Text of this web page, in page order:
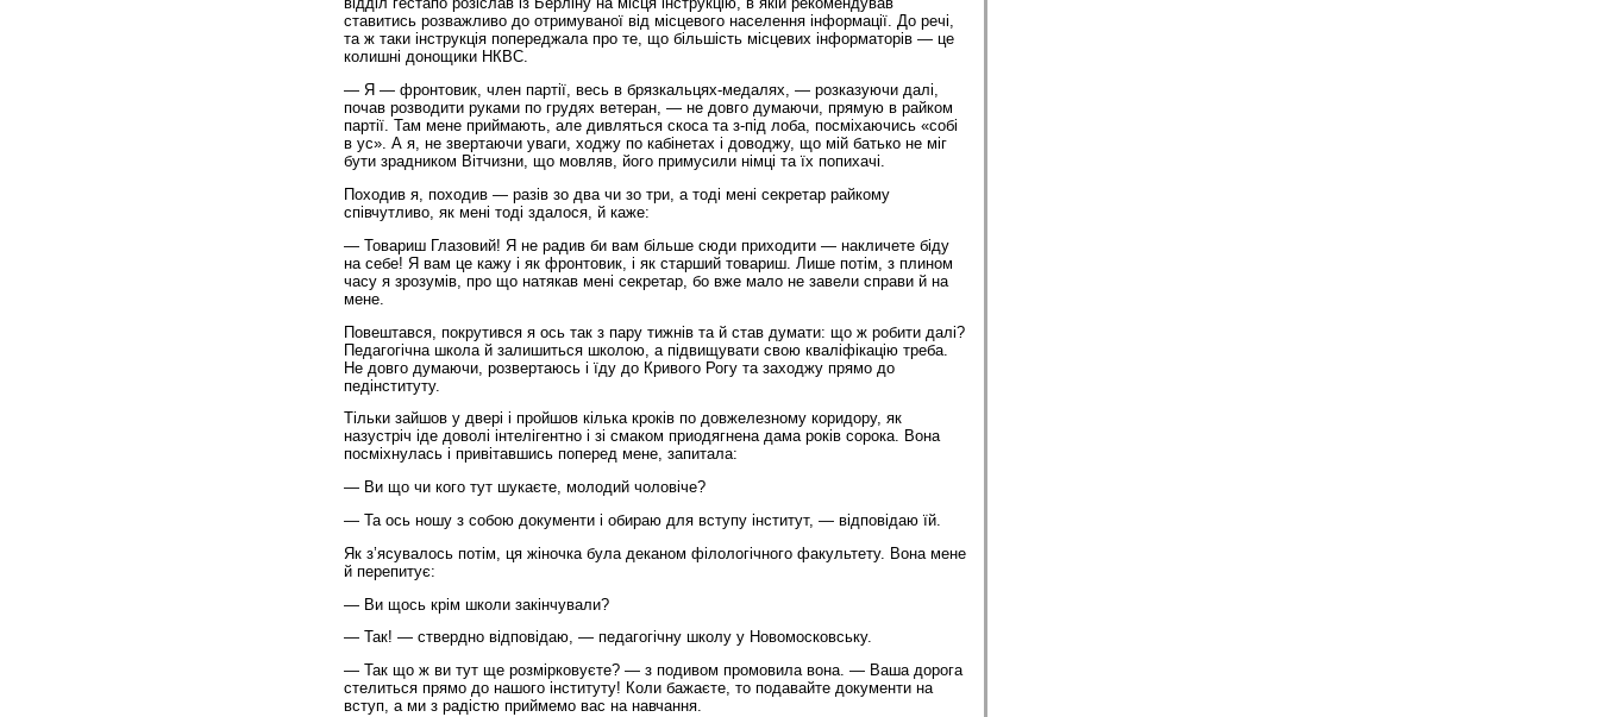
ставитись розважливо до отримуваної від місцевого населення інформації. До речі,
та ж таки інструкція попереджала про те, що більшість місцевих інформаторів — це
колишні донощики НКВС.
— Я — фронтовик, член партії, весь в брязкальцях-медалях, — розказуючи далі,
почав розводити руками по грудях ветеран, — не довго думаючи, прямую в райком
партії. Там мене приймають, але дивляться скоса та з-під лоба, посміхаючись «собі
в ус». А я, не звертаючи уваги, ходжу по кабінетах і доводжу, що мій батько не міг
бути зрадником Вітчизни, що мовляв, його примусили німці та їх попихачі.
Походив я, походив — разів зо два чи зо три, а тоді мені секретар райкому
співчутливо, як мені тоді здалося, й каже:
— Товариш Глазовий! Я не радив би вам більше сюди приходити — накличете біду
на себе! Я вам це кажу і як фронтовик, і як старший товариш. Лише потім, з плином
часу я зрозумів, про що натякав мені секретар, бо вже мало не завели справи й на
мене.
Повештався, покрутився я ось так з пару тижнів та й став думати: що ж робити далі?
Педагогічна школа й залишиться школою, а підвищувати свою кваліфікацію треба.
Не довго думаючи, розвертаюсь і їду до Кривого Рогу та заходжу прямо до
педінституту.
Тільки зайшов у двері і пройшов кілька кроків по довжелезному коридору, як
назустріч іде доволі інтелігентно і зі смаком приодягнена дама років сорока. Вона
посміхнулась і привітавшись поперед мене, запитала:
— Ви що чи кого тут шукаєте, молодий чоловіче?
— Та ось ношу з собою документи і обираю для вступу інститут, — відповідаю їй.
Як з’ясувалось потім, ця жіночка була деканом філологічного факультету. Вона мене
й перепитує:
— Ви щось крім школи закінчували?
— Так! — ствердно відповідаю, — педагогічну школу у Новомосковську.
— Так що ж ви тут ще розмірковуєте? — з подивом промовила вона. — Ваша дорога
стелиться прямо до нашого інституту! Коли бажаєте, то подавайте документи на
вступ, а ми з радістю приймемо вас на навчання.